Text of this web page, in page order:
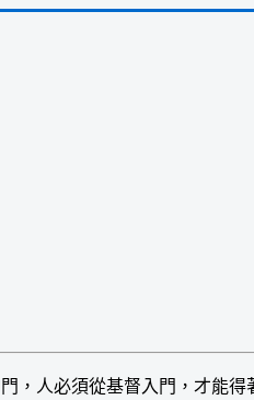
人必須從基督入門，才能得